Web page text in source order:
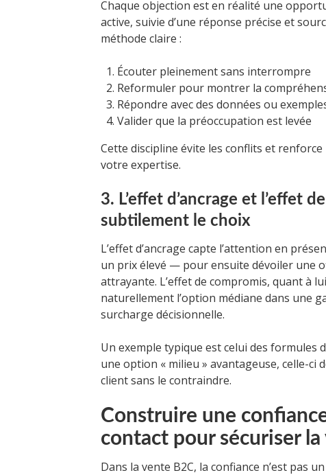
Chaque objection est en réalité une
active, suivie d’une réponse précise et
méthode claire :
Écouter pleinement sans interrompre
Reformuler pour montrer la
Répondre avec des données ou
Valider que la préoccupation est levée
Cette discipline évite les conflits et
votre expertise.
3. L’effet d’ancrage et l’effet
subtilement le choix
L’effet d’ancrage capte l’attention en
un prix élevé — pour ensuite dévoiler une
attrayante. L’effet de compromis, quant à
naturellement l’option médiane dans une
surcharge décisionnelle.
Un exemple typique est celui des formules
une option « milieu » avantageuse, celle-ci
client sans le contraindre.
Construire une
contact pour sécuriser la
Dans la vente B2C, la confiance n’est pas